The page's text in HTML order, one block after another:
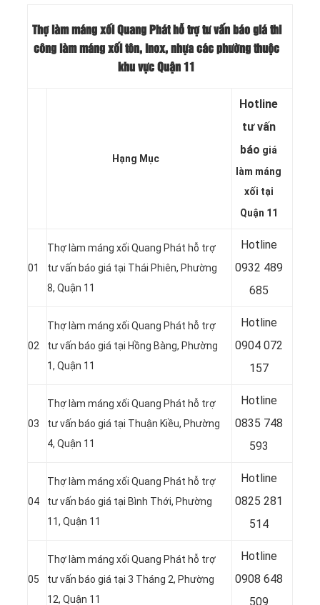
Thợ làm máng xối Quang Phát hỗ trợ tư vấn báo giá thi
công làm máng xối tôn, inox, nhựa các phường thuộc
khu vực Quận 11
Hạng Mục
Hotline
tư vấn
báo giá
làm máng
xối tại
Quận 11
01
Thợ làm máng xối Quang Phát hỗ trợ
tư vấn báo giá tại Thái Phiên, Phường
8, Quận 11
Hotline
0932 489
685
02
Thợ làm máng xối Quang Phát hỗ trợ
tư vấn báo giá tại Hồng Bàng, Phường
1, Quận 11
Hotline
0904 072
157
03
Thợ làm máng xối Quang Phát hỗ trợ
tư vấn báo giá tại Thuận Kiều, Phường
4, Quận 11
Hotline
0835 748
593
04
Thợ làm máng xối Quang Phát hỗ trợ
tư vấn báo giá tại Bình Thới, Phường
11, Quận 11
Hotline
0825 281
514
05
Thợ làm máng xối Quang Phát hỗ trợ
tư vấn báo giá tại 3 Tháng 2, Phường
12, Quận 11
Hotline
0908 648
509